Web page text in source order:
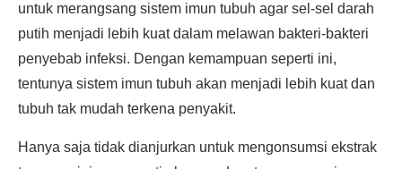
untuk merangsang sistem imun tubuh agar sel-sel darah
putih menjadi lebih kuat dalam melawan bakteri-bakteri
penyebab infeksi. Dengan kemampuan seperti ini,
tentunya sistem imun tubuh akan menjadi lebih kuat dan
tubuh tak mudah terkena penyakit.
Hanya saja tidak dianjurkan untuk mengonsumsi ekstrak